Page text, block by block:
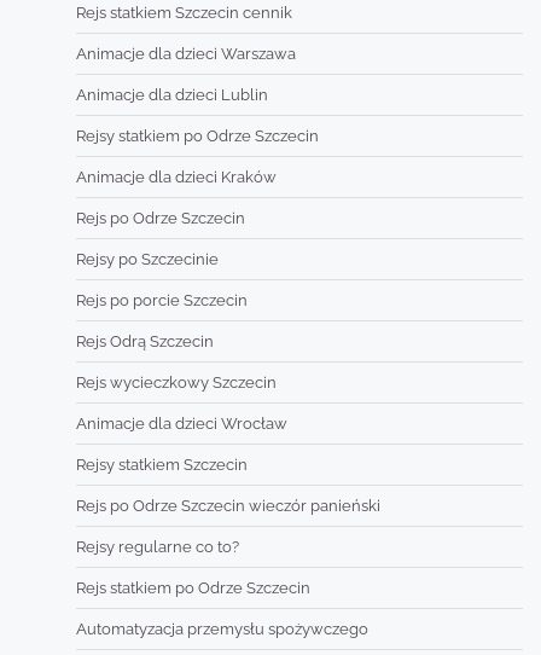
Rejs statkiem Szczecin cennik
Animacje dla dzieci Warszawa
Animacje dla dzieci Lublin
Rejsy statkiem po Odrze Szczecin
Animacje dla dzieci Kraków
Rejs po Odrze Szczecin
Rejsy po Szczecinie
Rejs po porcie Szczecin
Rejs Odrą Szczecin
Rejs wycieczkowy Szczecin
Animacje dla dzieci Wrocław
Rejsy statkiem Szczecin
Rejs po Odrze Szczecin wieczór panieński
Rejsy regularne co to?
Rejs statkiem po Odrze Szczecin
Automatyzacja przemysłu spożywczego